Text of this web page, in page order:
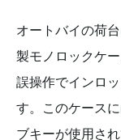
オートバイの荷
製モノロックケ
誤操作でインロ
す。このケース
ブキーが使用さ